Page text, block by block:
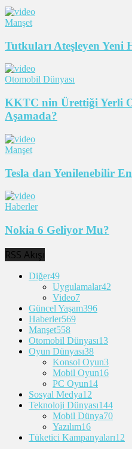
Manşet
Tutkuları Ateşleyen Yeni
Otomobil Dünyası
KKTC nin Ürettiği Yerli
Aşamada?
Manşet
Tesla dan Yenilenebilir
Haberler
Nokia 6 Geliyor Mu?
RSS Akışı
Diğer49
Uygulamalar42
Video7
Güncel Yaşam396
Haberler569
Manşet558
Otomobil Dünyası13
Oyun Dünyası38
Konsol Oyun3
Mobil Oyun16
PC Oyun14
Sosyal Medya12
Teknoloji Dünyası144
Mobil Dünya70
Yazılım16
Tüketici Kampanyaları12